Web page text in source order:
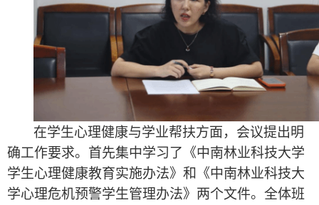
在学生心理健康与学业帮扶方面，会议提出明
确工作要求。首先集中学习了《中南林业科技大学
学生心理健康教育实施办法》和《中南林业科技大
学心理危机预警学生管理办法》两个文件。全体班